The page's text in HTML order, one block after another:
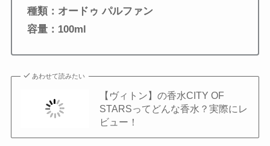
種類：オードゥ パルファン
容量：100ml
あわせて読みたい
【ヴィトン】の香水CITY OF
STARSってどんな香水？実際にレ
ビュー！